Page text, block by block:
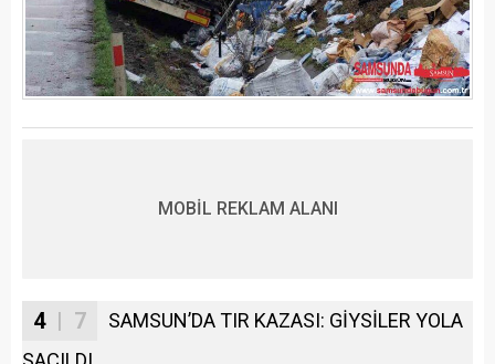
MOBİL REKLAM ALANI
4| 7
SAMSUN’DA TIR KAZASI: GİYSİLER YOLA